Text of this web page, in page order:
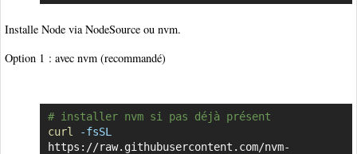
Installe Node via NodeSource ou nvm.
Option 1 : avec nvm (recommandé)
# installer nvm si pas déjà présent
curl
-fsSL
https://raw.githubusercontent.com/nvm-